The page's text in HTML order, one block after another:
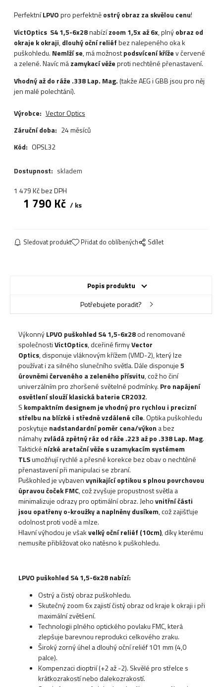
PerfektníLPVOpro perfektněostrý obraz za skvělou cenu!
VictOptics S4 1,5-6x28nabízízoom 1,5x až 6x, plnýobraz od
okraje k okraji,dlouhý oční reliéfbez nalepeného oka k
puškohledu. Nemlží se, má možnostpodsvícení křížev červené
a zelené. Navíc mázamykací věžeproti nechtěné přenastavení.
Vhodný až do ráže .338 Lap. Mag. (takže AEG i GBB jsou pro něj
jen malé polechtání).
Výrobce: Vector Optics
Záruční doba: 24 měsíců
Kód: OPSL32
Dostupnost: skladem
1 479Kčbez DPH
1 790 Kč ks
Sledovat produkt Přidat do oblíbených Sdílet
Popis produktu
Potřebujete poradit?
VýkonnýLPVO puškohled S4 1,5-6x28od renomované
společnostiVictOptics, dceřiné firmyVector
Optics, disponuje vláknovým křížem (VMD-2), který lze
používat i za silného slunečního světla. Dále disponuje5
úrovněmi červeného a zeleného přísvitu, což ho činí
univerzálním pro zhoršené světelné podmínky. Pro napájení
osvětlení slouží klasická baterie CR2032.
S kompaktním designem je vhodný pro rychlou i precizní
střelbu na blízké i středně vzdálené cíle. Optika puškohledu
poskytuje nadstandardní poměr cena/výkon a bez
námahyzvládá zpětný ráz od ráže .223 až po .338 Lap. Mag.
Taktické nízké aretační věže s uzamykacím systémem
TLSumožňují rychlé a přesné korekce bez obav o nechtěné
přenastavení při manipulaci se zbraní.
Puškohled je vybavenvynikající optikou s plnou povrchovou
úpravou čoček FMC, což zvyšuje propustnost světla a
minimalizuje odrazy pro optimální obraz. Jehovnitřní části
jsou opatřeny o-kroužky a naplněny dusíkem, což zajišťuje
odolnost proti vodě a mlze.
Hlavní výhodou je všakvelký oční reliéf (10cm), díky kterému
nemusíte přibližovat oko natěsno k puškohledu.
LPVO puškohled S4 1,5-6x28 nabízí:
Ostrý a čistý obraz puškohledu.
Skutečný zoom 6x zajistí čistý obraz od kraje k okraji i při
maximální zvětšení.
Technologii plného optického povlaku FMC, která
zlepšuje barevnou reprodukci celkového zraku.
Široký zorný úhel a dlouhý oční reliéf 101 mm (4,0
palce).
Kompenzaci dioptrií (+2 až -2). Skvělé pro střelce s
krátkozrakostí nebo dalekozrakostí.